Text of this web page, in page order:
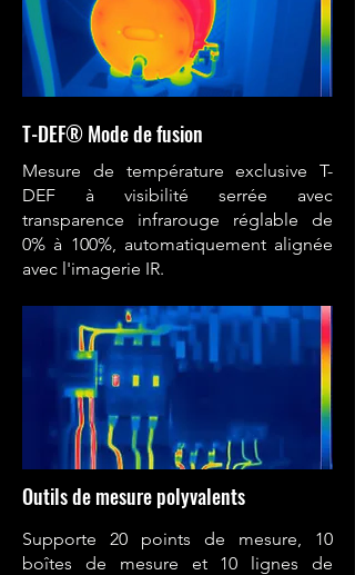
T-DEF® Mode de fusion
Mesure de température exclusive T-
DEF à visibilité serrée avec
transparence infrarouge réglable de
0% à 100%, automatiquement alignée
avec l'imagerie IR.
Outils de mesure polyvalents
Supporte 20 points de mesure, 10
boîtes de mesure et 10 lignes de